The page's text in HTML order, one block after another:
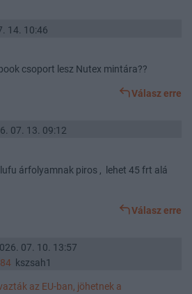
14. 10:46
csoport lesz Nutex mintára??
Válasz erre
07. 13. 09:12
árfolyamnak piros , lehet 45 frt alá
Válasz erre
07. 10. 13:57
kszsah1
az EU-ban, jöhetnek a